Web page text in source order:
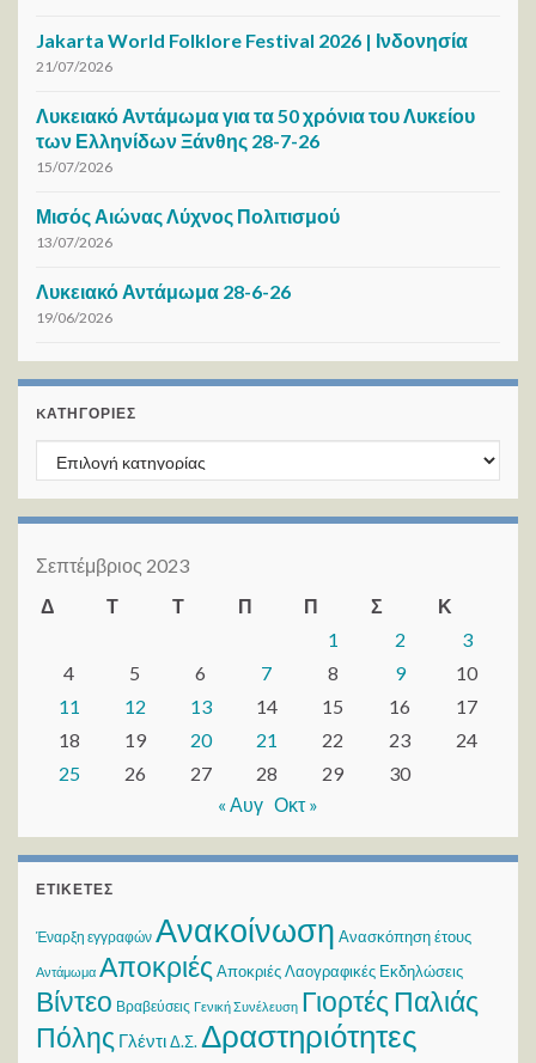
Jakarta World Folklore Festival 2026 | Ινδονησία
21/07/2026
Λυκειακό Αντάμωμα για τα 50 χρόνια του Λυκείου
των Ελληνίδων Ξάνθης 28-7-26
15/07/2026
Μισός Αιώνας Λύχνος Πολιτισμού
13/07/2026
Λυκειακό Αντάμωμα 28-6-26
19/06/2026
KΑΤΗΓΟΡΊΕΣ
Kατηγορίες
Σεπτέμβριος 2023
Δ
Τ Τ Π Π Σ
Κ
1
2
3
4
5 6 7 8 9
10
11
12 13 14 15 16
17
18
19 20 21 22 23
24
25
26 27 28 29
30
« Αυγ Οκτ »
ΕΤΙΚΈΤΕΣ
Έναρξη εγγραφών Ανακοίνωση Ανασκόπηση έτους
Αντάμωμα Αποκριές Αποκριές Λαογραφικές Εκδηλώσεις
Βίντεο Βραβεύσεις Γενική Συνέλευση Γιορτές Παλιάς
Πόλης ΓλέντιΔ.Σ. Δραστηριότητες